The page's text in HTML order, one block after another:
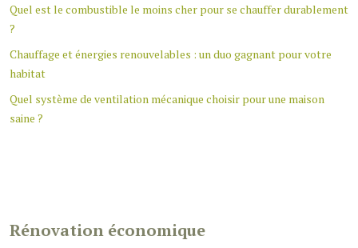
Quel est le combustible le moins cher pour se chauffer durablement
?
Chauffage et énergies renouvelables : un duo gagnant pour votre
habitat
Quel système de ventilation mécanique choisir pour une maison
saine ?
Rénovation économique